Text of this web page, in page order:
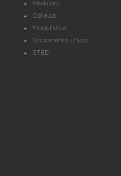
Revisioni
Collaudi
Modulistica
Documento Unico
STED